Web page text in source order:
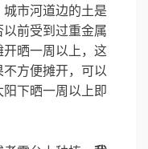
市河道边的土是
前受到过重金属
晒一周以上，这
方便摊开，可以
下晒一周以上即